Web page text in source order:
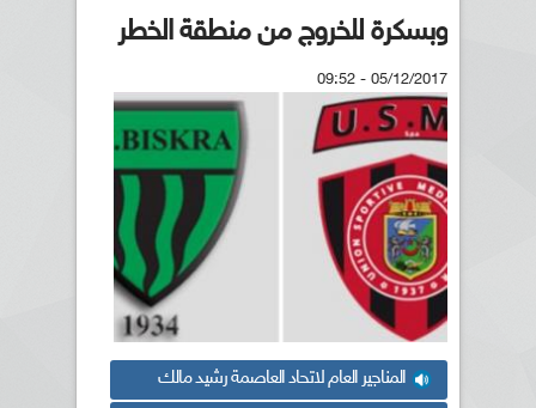
وبسكرة للخروج من منطقة الخطر
05/12/2017 - 09:52
المناجير العام لاتحاد العاصمة رشيد مالك